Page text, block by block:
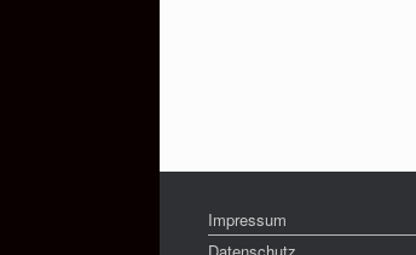
Impressum